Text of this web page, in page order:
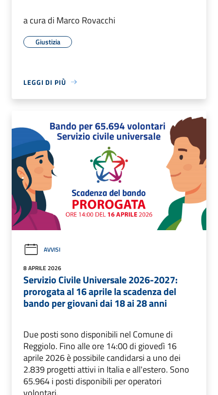
a cura di Marco Rovacchi
Giustizia
LEGGI DI PIÙ
AVVISI
8 APRILE 2026
Servizio Civile Universale 2026-2027:
prorogata al 16 aprile la scadenza del
bando per giovani dai 18 ai 28 anni
Due posti sono disponibili nel Comune di
Reggiolo. Fino alle ore 14:00 di giovedì 16
aprile 2026 è possibile candidarsi a uno dei
2.839 progetti attivi in Italia e all'estero. Sono
65.964 i posti disponibili per operatori